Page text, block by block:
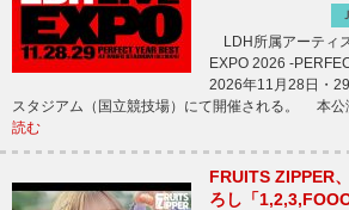
LDH所属アーティ
EXPO 2026 -
2026年11月28日・
スタジアム（国立競技場）にて開催される。 本
読む
FRUITS ZIPPER
ろし「